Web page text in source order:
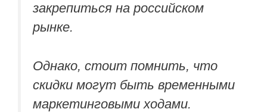
закрепиться на российском
рынке.
Однако, стоит помнить, что
скидки могут быть временными
маркетинговыми ходами.